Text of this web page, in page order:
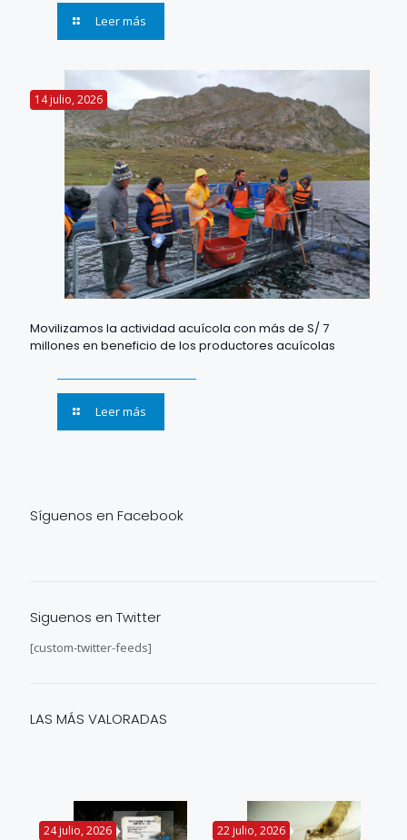
Leer más
14 julio, 2026
Movilizamos la actividad acuícola con más de S/ 7
millones en beneficio de los productores acuícolas
Leer más
Síguenos en Facebook
Siguenos en Twitter
[custom-twitter-feeds]
LAS MÁS VALORADAS
24 julio, 2026 22 julio, 2026